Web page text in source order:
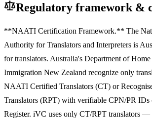
Regulatory framework &
**NAATI Certification Framework.** The
Authority for Translators and Interpreters is
for translators. Australia's Department of
Immigration New Zealand recognize only
NAATI Certified Translators (CT) or
Translators (RPT) with verifiable CPN/PR
Register. iVC uses only CT/RPT translators —